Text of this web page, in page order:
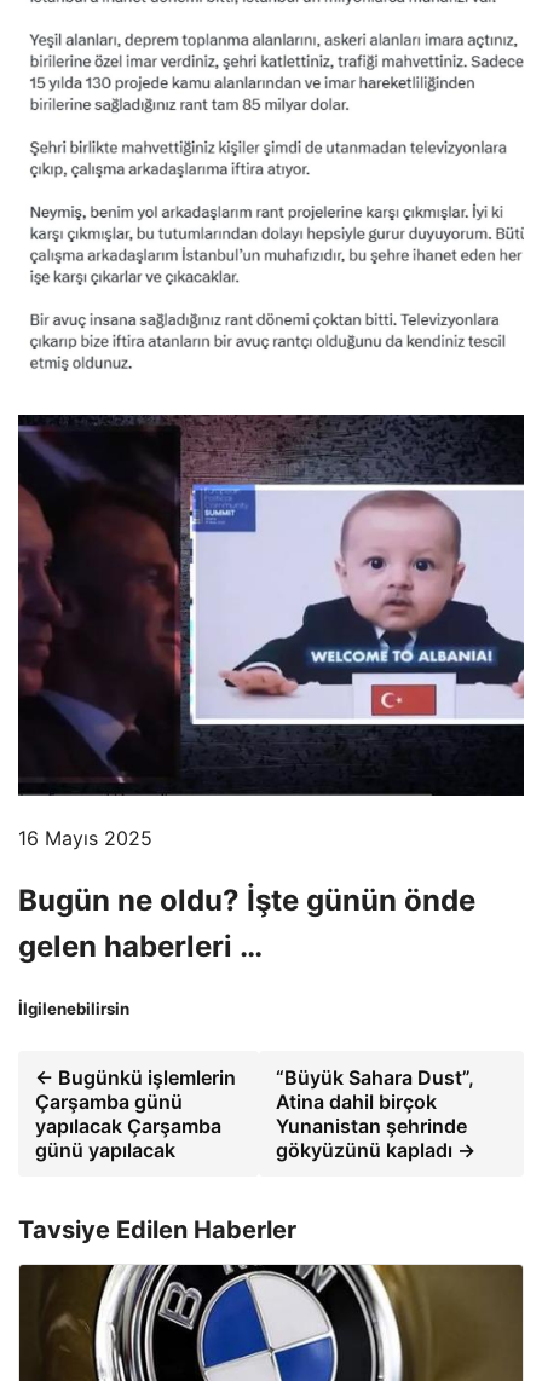
16 Mayıs 2025
Bugün ne oldu? İşte günün önde
gelen haberleri …
İlgilenebilirsin
← Bugünkü işlemlerin
Çarşamba günü
yapılacak Çarşamba
günü yapılacak
“Büyük Sahara Dust”,
Atina dahil birçok
Yunanistan şehrinde
gökyüzünü kapladı →
Tavsiye Edilen Haberler